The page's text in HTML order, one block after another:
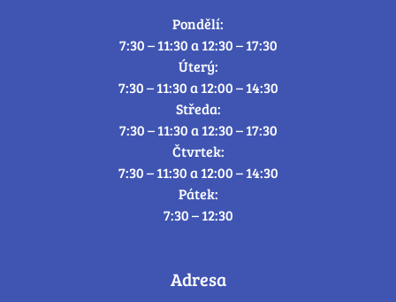
Pondělí:
7:30 – 11:30 a 12:30 – 17:30
Úterý:
7:30 – 11:30 a 12:00 – 14:30
Středa:
7:30 – 11:30 a 12:30 – 17:30
Čtvrtek:
7:30 – 11:30 a 12:00 – 14:30
Pátek:
7:30 – 12:30
Adresa